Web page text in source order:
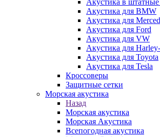
Акустика в штатные
Акустика для BMW
Акустика для
Акустика для Ford
Акустика для VW
Акустика для
Акустика для Toyota
Акустика для Tesla
Кроссоверы
Защитные сетки
Морская акустика
Назад
Морская акустика
Морская Акустика
Всепогодная акустика